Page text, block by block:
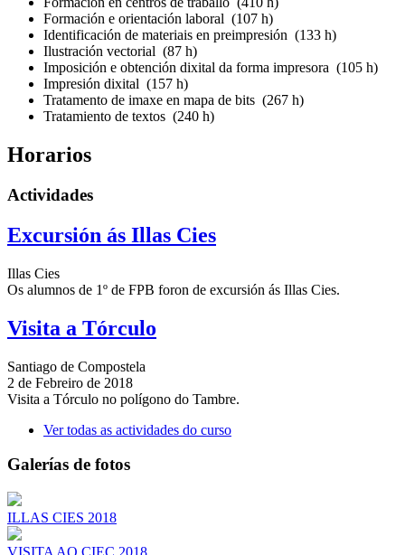
Formación e orientación laboral (107 h)
Identificación de materiais en preimpresión (133 h)
Ilustración vectorial (87 h)
Imposición e obtención dixital da forma impresora (105 h)
Impresión dixital (157 h)
Tratamento de imaxe en mapa de bits (267 h)
Tratamiento de textos (240 h)
Horarios
Actividades
Excursión ás Illas Cies
Illas Cies
Os alumnos de 1º de FPB foron de excursión ás Illas Cies.
Visita a Tórculo
Santiago de Compostela
2 de Febreiro de 2018
Visita a Tórculo no polígono do Tambre.
Ver todas as actividades do curso
Galerías de fotos
ILLAS CIES 2018
VISITA AO CIEC 2018